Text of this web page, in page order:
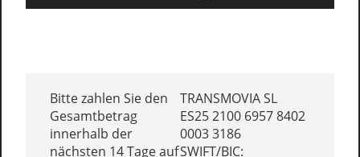
Bitte zahlen Sie den
Gesamtbetrag
innerhalb der
nächsten 14 Tage auf
TRANSMOVIA SL
ES25 2100 6957 8402
0003 3186
SWIFT/BIC: